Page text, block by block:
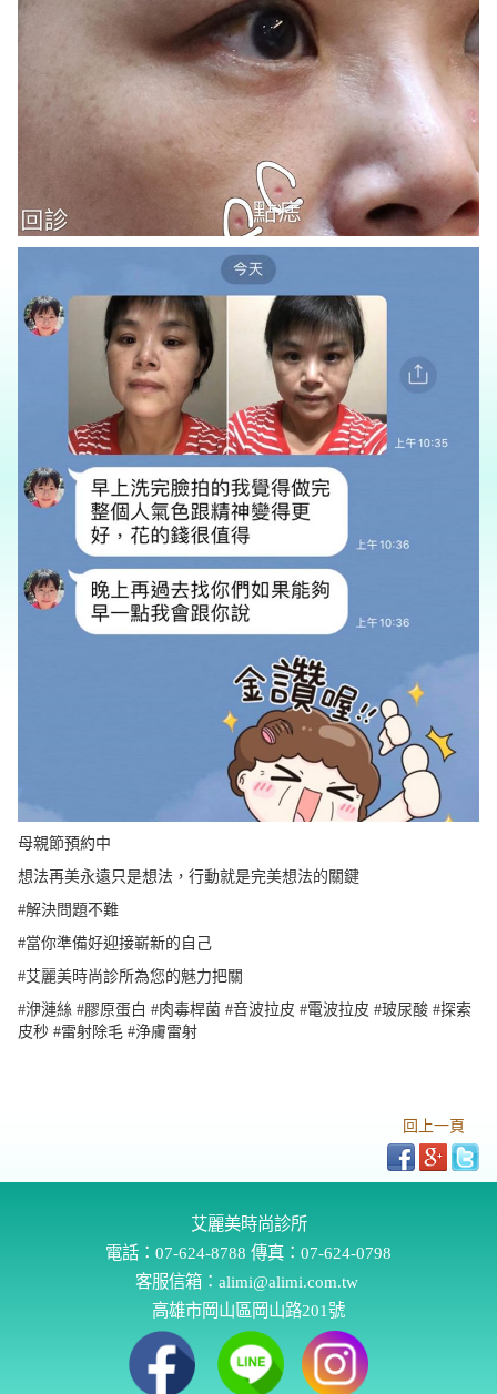
母親節預約中
想法再美永遠只是想法，行動就是完美想法的關鍵
#解決問題不難
#當你準備好迎接嶄新的自己
#艾麗美時尚診所為您的魅力把關
#洢漣絲 #膠原蛋白 #肉毒桿菌 #音波拉皮 #電波拉皮 #玻尿酸 #探索
皮秒 #雷射除毛 #浄膚雷射
回上一頁
艾麗美時尚診所
電話： 07-624-8788 傳真：07-624-0798
客服信箱： alimi@alimi.com.tw
高雄市岡山區岡山路201號